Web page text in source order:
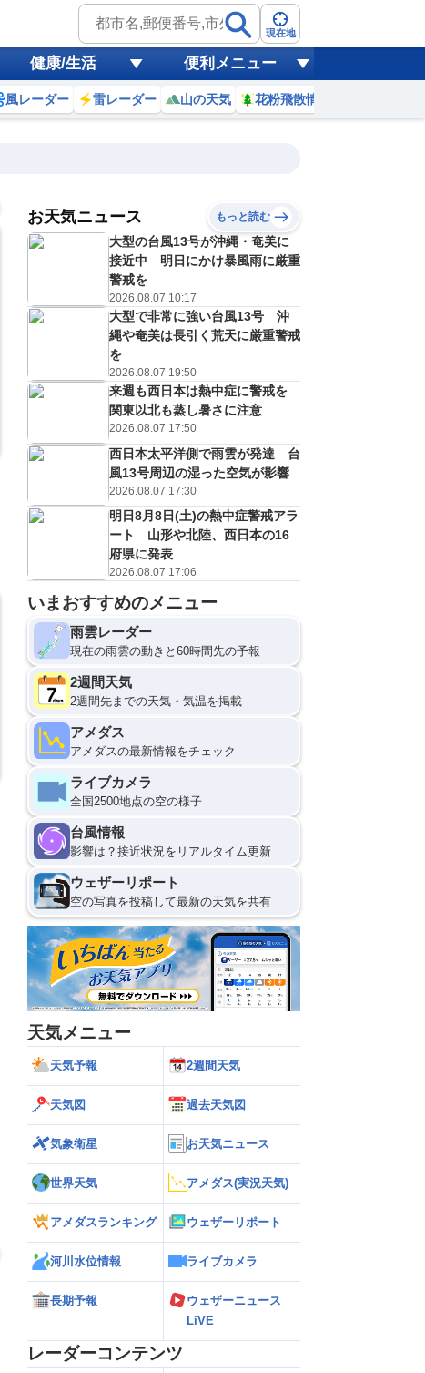
現在地
健康/生活 便利メニュー
風レーダー 雷レーダー 山の天気 花粉飛散情報
13
ミリ
℃
m/s
14
1ミリ
0m/s
15
0ミリ
0m/s
16
0ミリ
1m/s
17
0
0
9日(日)
0
お天気ニュース もっと読む
大型の台風13号が沖縄・奄美に
接近中 明日にかけ暴風雨に厳重
警戒を
2026.08.07 10:17
大型で非常に強い台風13号 沖
縄や奄美は長引く荒天に厳重警戒
を
2026.08.07 19:50
来週も西日本は熱中症に警戒を
関東以北も蒸し暑さに注意
2026.08.07 17:50
西日本太平洋側で雨雲が発達 台
風13号周辺の湿った空気が影響
2026.08.07 17:30
明日8月8日(土)の熱中症警戒アラ
ート 山形や北陸、西日本の16
府県に発表
2026.08.07 17:06
いまおすすめのメニュー
雨雲レーダー
現在の雨雲の動きと60時間先の予報
2週間天気
2週間先までの天気・気温を掲載
アメダス
アメダスの最新情報をチェック
ライブカメラ
全国2500地点の空の様子
台風情報
影響は？接近状況をリアルタイム更新
ウェザーリポート
空の写真を投稿して最新の天気を共有
天気メニュー
天気予報 2週間天気
天気図 過去天気図
気象衛星 お天気ニュース
世界天気 アメダス(実況天気)
アメダスランキング ウェザーリポート
河川水位情報 ライブカメラ
長期予報
ウェザーニュース
LiVE
レーダーコンテンツ